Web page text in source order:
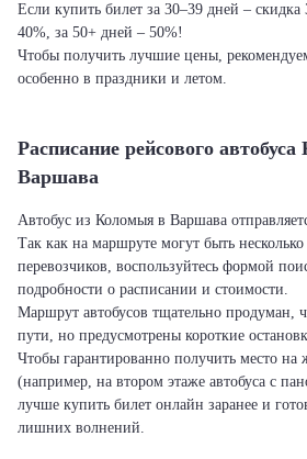
Если купить билет за 30–39 дней –
40%, за 50+ дней – 50%!
Чтобы получить лучшие цены,
особенно в праздники и летом.
Расписание рейсового
Варшава
Автобус из Коломыя в Варшава
Так как на маршруте могут быть
перевозчиков, воспользуйтесь формой
подробности о расписании и стоимости.
Маршрут автобусов тщательно продуман,
пути, но предусмотрены короткие
Чтобы гарантированно получить место на
(например, на втором этаже автобуса с
лучше купить билет онлайн заранее и
лишних волнений.